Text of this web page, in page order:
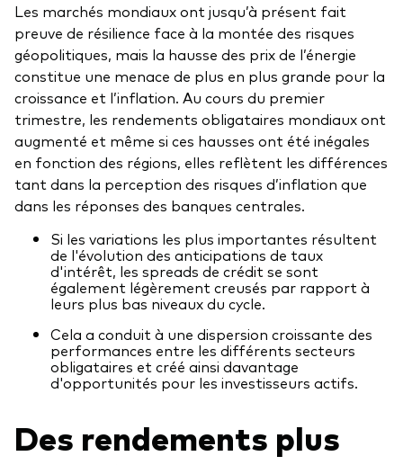
Les marchés mondiaux ont jusqu’à présent fait
preuve de résilience face à la montée des risques
géopolitiques, mais la hausse des prix de l’énergie
constitue une menace de plus en plus grande pour la
croissance et l’inflation. Au cours du premier
trimestre, les rendements obligataires mondiaux ont
augmenté et même si ces hausses ont été inégales
en fonction des régions, elles reflètent les différences
tant dans la perception des risques d’inflation que
dans les réponses des banques centrales.
Si les variations les plus importantes résultent
de l'évolution des anticipations de taux
d'intérêt, les spreads de crédit se sont
également légèrement creusés par rapport à
leurs plus bas niveaux du cycle.
Cela a conduit à une dispersion croissante des
performances entre les différents secteurs
obligataires et créé ainsi davantage
d'opportunités pour les investisseurs actifs.
Des rendements plus